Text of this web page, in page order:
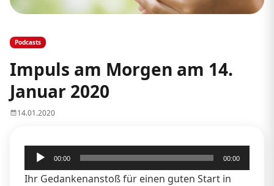
Podcasts
Impuls am Morgen am 14.
Januar 2020
14.01.2020
Audio-
Player
00:00 00:00
Ihr Gedankenanstoß für einen guten Start in